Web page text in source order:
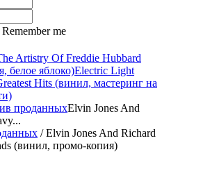
Remember me
Artistry Of Freddie Hubbard
белое яблоко)Electric Light
Hits (винил, мастеринг на
проданныхElvin Jones And
/ Elvin Jones And Richard
(винил, промо-копия)